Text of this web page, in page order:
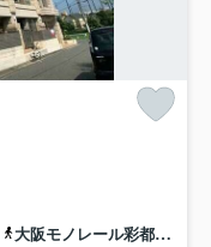
大阪モノレール彩都「阪大病院前」駅 徒歩29分